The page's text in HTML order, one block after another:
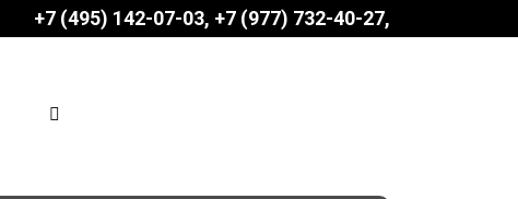
+7 (495) 142-07-03 ‎‎+7 (977) 732-40-27